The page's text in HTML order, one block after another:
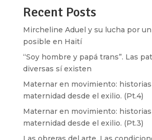
Recent Posts
Mircheline Aduel y su lucha por
posible en Haití
“Soy hombre y papá trans”. Las
diversas sí existen
Maternar en movimiento:
maternidad desde el exilio. (Pt.4)
Maternar en movimiento:
maternidad desde el exilio. (Pt.3)